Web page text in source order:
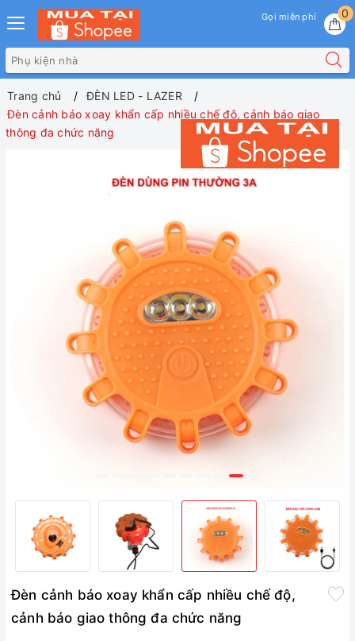
0
Gọi miễn phí
Trang chủ
ĐÈN LED - LAZER
Đèn cảnh báo xoay khẩn cấp nhiều chế độ, cảnh báo giao
thông đa chức năng
Đèn cảnh báo xoay khẩn cấp nhiều chế độ,
cảnh báo giao thông đa chức năng